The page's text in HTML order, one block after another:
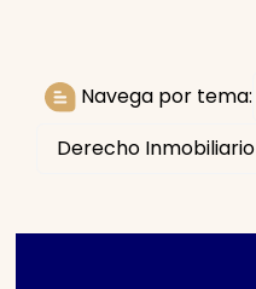
Navega por tema:
Derecho Inmobiliario